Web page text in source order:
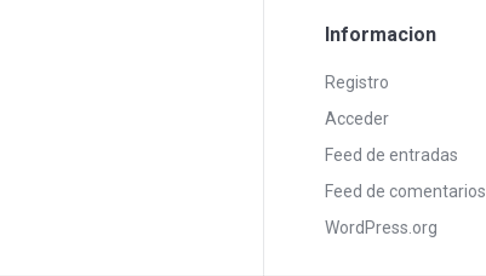
Informacion
Registro
Acceder
Feed de entradas
Feed de comentarios
WordPress.org